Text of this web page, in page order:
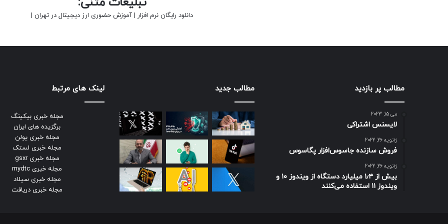
دانلود رایگان نرم افزار آموزش حضوری ارز دیجیتال در تهران
مطالب پر بازدید
می 15, 2023
لایسنس اشتراکی
ژانویه 26, 2022
فروش سازنده جاسوس‌افزار پگاسوس
ژانویه 26, 2022
بیش از ۱٫۴ میلیارد دستگاه از ویندوز ۱۰ و
ویندوز ۱۱ استفاده می‌کنند
مطالب جدید لینک های مرتبط
مجله خبری بیکینگ
برگزیده های ایران
مجله خبری یولن
مجله خبری لستک
مجله خبری gsxr
مجله خبری mydtc
مجله خبری سیلاد
مجله خبری دریافت